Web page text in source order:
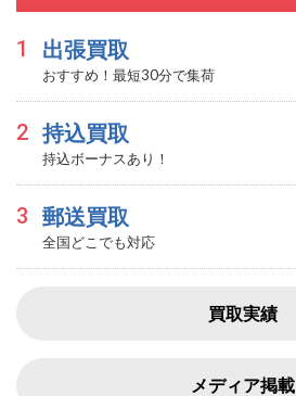
1 出張買取
おすすめ！最短30分で集荷
2 持込買取
持込ボーナスあり！
3 郵送買取
全国どこでも対応
買取実績
メディア掲載